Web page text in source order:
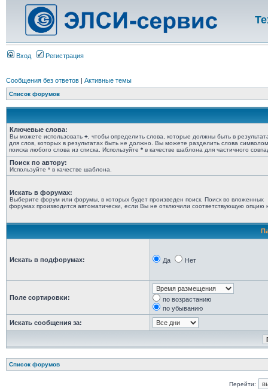
Вход Регистрация
Сообщения без ответов | Активные темы
Список форумов
Ключевые слова:
Вы можете использовать + , чтобы определить слова, которые должны быть в
для слов, которых в результатах быть не должно. Вы можете разделить слова
поиска любого слова из списка. Используйте * в качестве шаблона для частичного
Поиск по автору:
Используйте * в качестве шаблона.
Искать в форумах:
Выберите форум или форумы, в которых будет произведен поиск. Поиск во вложенных
форумах производится автоматически, если Вы не отключили соответствующую опцию
Искать в подфорумах: Да Нет
Поле сортировки:
по возрастанию
по убыванию
Искать сообщения за:
Список форумов
Перейти: